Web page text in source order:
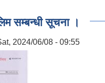
सम्बन्धी सूचना ।
2024/06/08 - 09:55